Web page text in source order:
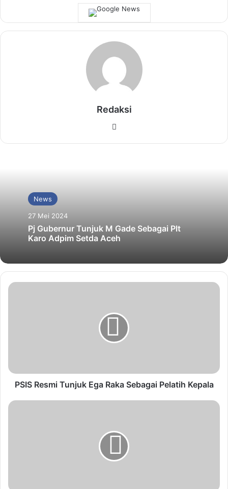
Redaksi
News
27 Mei 2024
Pj Gubernur Tunjuk M Gade Sebagai Plt
Karo Adpim Setda Aceh
PSIS Resmi Tunjuk Ega Raka Sebagai Pelatih Kepala